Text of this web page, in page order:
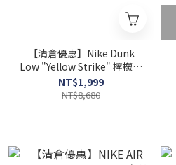
【清倉優惠】Nike Dunk
Low "Yellow Strike" 檸檬黃
色 低筒 女款 DM9467-700
NT$1,999
NT$8,680